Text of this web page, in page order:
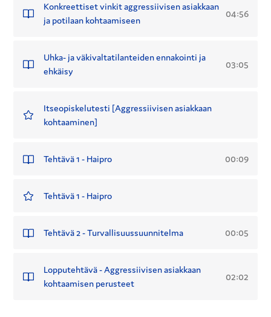
Konkreettiset vinkit aggressiivisen asiakkaan
ja potilaan kohtaamiseen
04:56
Uhka- ja väkivaltatilanteiden ennakointi ja
ehkäisy
03:05
Itseopiskelutesti [Aggressiivisen asiakkaan
kohtaaminen]
Tehtävä 1 - Haipro 00:09
Tehtävä 1 - Haipro
Tehtävä 2 - Turvallisuussuunnitelma 00:05
Lopputehtävä - Aggressiivisen asiakkaan
kohtaamisen perusteet
02:02